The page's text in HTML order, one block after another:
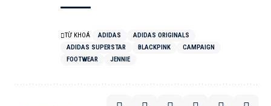
TỪ KHOÁ ADIDAS
ADIDAS ORIGINALS
ADIDAS SUPERSTAR
BLACKPINK
CAMPAIGN
FOOTWEAR
JENNIE